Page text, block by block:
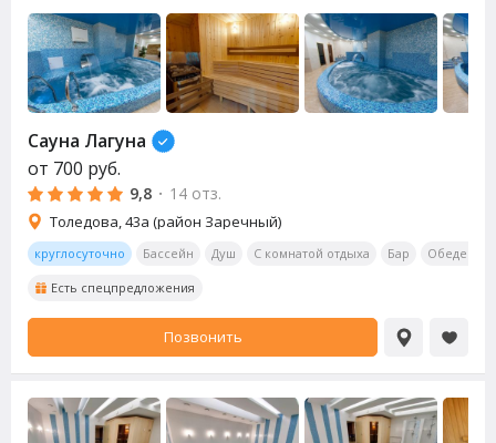
Сауна Лагуна
от 700 руб.
9,8 · 14 отз.
Толедова, 43а (район Заречный)
круглосуточно Бассейн Душ С комнатой отдыха Бар
Есть спецпредложения
Позвонить